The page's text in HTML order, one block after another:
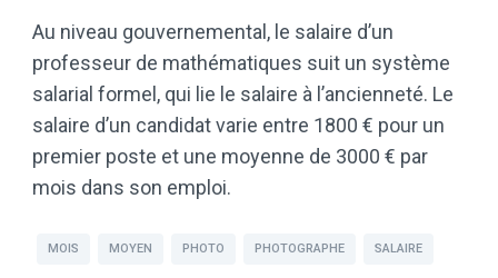
Au niveau gouvernemental, le salaire d’un
professeur de mathématiques suit un système
salarial formel, qui lie le salaire à l’ancienneté. Le
salaire d’un candidat varie entre 1800 € pour un
premier poste et une moyenne de 3000 € par
mois dans son emploi.
MOIS MOYEN PHOTO PHOTOGRAPHE SALAIRE